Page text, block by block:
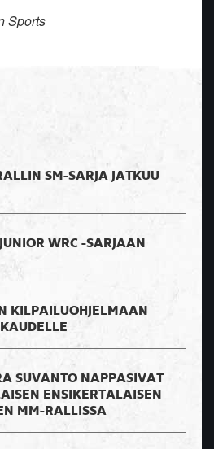
Sports
SM-SARJA JATKUU
WRC -SARJAAN
KILPAILUOHJELMAAN
SUVANTO NAPPASIVAT
ENSIKERTALAISEN
MM-RALLISSA